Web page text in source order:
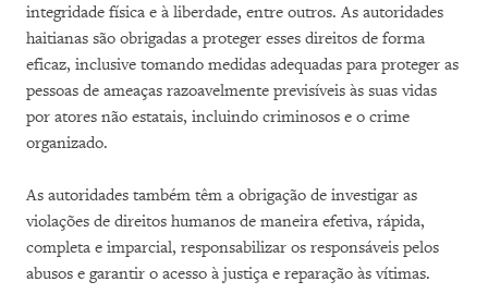
integridade física e à liberdade, entre outros. As autoridades
haitianas são obrigadas a proteger esses direitos de forma
eficaz, inclusive tomando medidas adequadas para proteger as
pessoas de ameaças razoavelmente previsíveis às suas vidas
por atores não estatais, incluindo criminosos e o crime
organizado.
As autoridades também têm a obrigação de investigar as
violações de direitos humanos de maneira efetiva, rápida,
completa e imparcial, responsabilizar os responsáveis pelos
abusos e garantir o acesso à justiça e reparação às vítimas.